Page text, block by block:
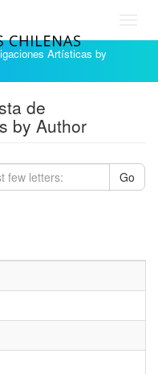
Artísticas by
de
by Author
Go